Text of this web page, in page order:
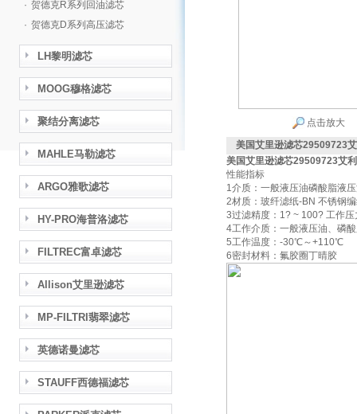
· 贺德克R系列回油滤芯
· 贺德克D系列高压滤芯
LH黎明滤芯
MOOG穆格滤芯
聚结分离滤芯
MAHLE马勒滤芯
ARGO雅歌滤芯
HY-PRO海普洛滤芯
FILTREC富卓滤芯
Allison艾里逊滤芯
MP-FILTRI翡翠滤芯
英德诺曼滤芯
STAUFF西德福滤芯
点击放大
美国艾里逊滤芯29509723
美国艾里逊滤芯29509723艾
性能指标
1介质：一般液压油磷酸脂液
2材质：玻纤滤纸-BN 不锈钢
3过滤精度：1? ~ 100? 工作
4工作介质：一般液压油、磷
5工作温度：-30℃～+110℃
6密封材料：氟胶圈丁晴胶